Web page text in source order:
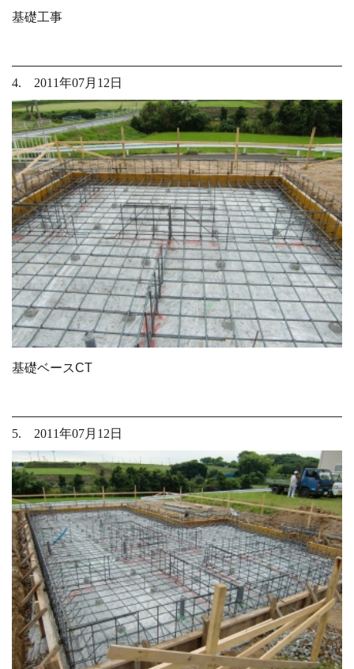
基礎工事
4. 2011年07月12日
基礎ベースCT
5. 2011年07月12日